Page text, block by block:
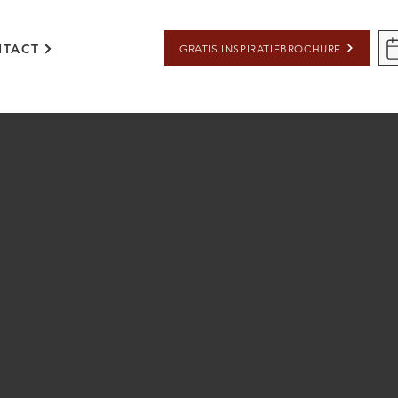
GRATIS INSPIRATIEBROCHURE